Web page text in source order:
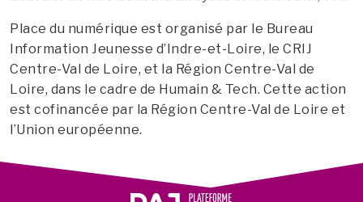
Place du numérique est organisé par le Bureau
Information Jeunesse d’Indre-et-Loire, le CRIJ
Centre-Val de Loire, et la Région Centre-Val de
Loire, dans le cadre de Humain & Tech. Cette action
est cofinancée par la Région Centre-Val de Loire et
l’Union européenne.